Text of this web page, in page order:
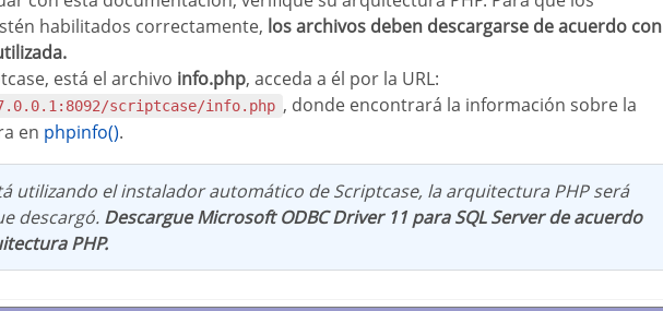
habilitados correctamente, los archivos deben descargarse de acuerdo con
está el archivo info.php, acceda a él por la URL:
scriptcase/info.php , donde encontrará la información sobre la
en
phpinfo().
utilizando el instalador automático de Scriptcase, la arquitectura PHP será
descargó. Descargue Microsoft ODBC Driver 11 para SQL Server de acuerdo
PHP.